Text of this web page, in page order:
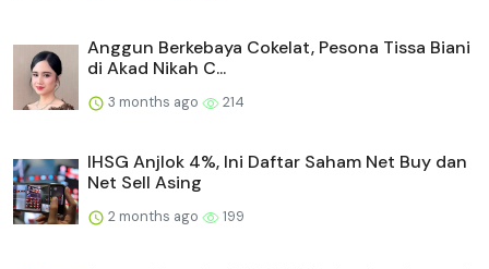
Anggun Berkebaya Cokelat, Pesona Tissa Biani
di Akad Nikah C...
3 months ago 214
IHSG Anjlok 4%, Ini Daftar Saham Net Buy dan
Net Sell Asing
2 months ago 199